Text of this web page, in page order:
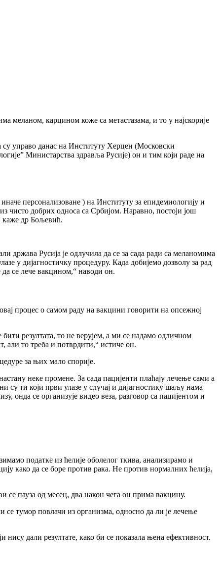
меланом, карцином коже са метастазама, и то у најскорије
су управо данас на Институту Херцен (Московски
Министарства здравља Русије) он и тим који раде на
персонализоване ) на Институту за епидемиологију и
чисто добрих односа са Србијом. Наравно, постоји још
каже др Бољевић.
држава Русија је одлучила да се за сада ради са меланомима
у дијагностичку процедуру. Када добијемо дозволу за рад
се лече вакцином,“ наводи он.
процес о самом раду на вакцини говорити на опсежној
резултата, то не верујем, а ми се надамо одличном
али то треба и потврдити,“ истиче он.
за њих мало спорије.
неке промене. За сада пацијенти плаћају лечење сами а
су ти који први улазе у случај и дијагностику шаљу нама
онда се организује видео веза, разговор са пацијентом и
податке из ћелије оболелог ткива, анализирамо и
како да се боре против рака. Не против нормалних ћелија,
пауза од месец, два након чега он прима вакцину.
се тумор повлачи из организма, односно да ли је лечење
дали резултате, како би се показала њена ефективност.